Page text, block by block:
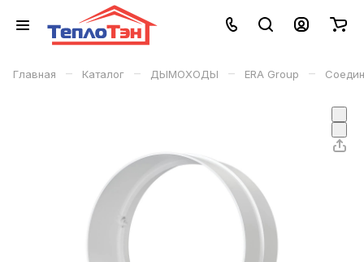
Главная – Каталог – ДЫМОХОДЫ – ERA Group –